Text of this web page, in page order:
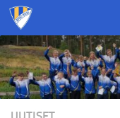
Skip to content